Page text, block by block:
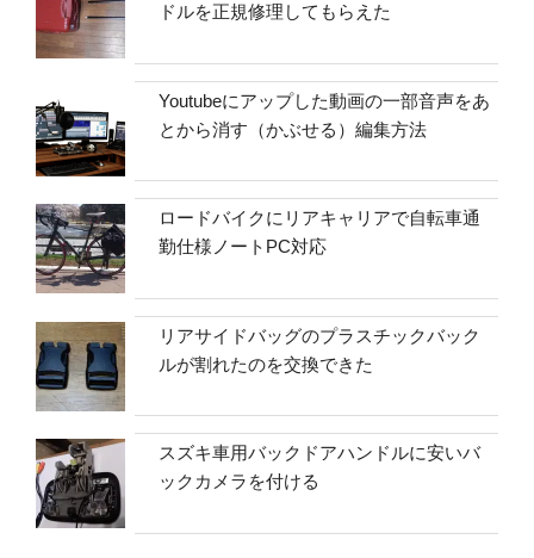
ドルを正規修理してもらえた
Youtubeにアップした動画の一部音声をあ
とから消す（かぶせる）編集方法
ロードバイクにリアキャリアで自転車通
勤仕様ノートPC対応
リアサイドバッグのプラスチックバック
ルが割れたのを交換できた
スズキ車用バックドアハンドルに安いバ
ックカメラを付ける